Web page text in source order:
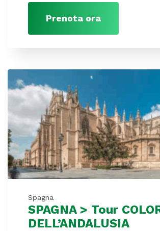
Prenota ora
Spagna
SPAGNA > Tour
DELL’ANDALUSIA